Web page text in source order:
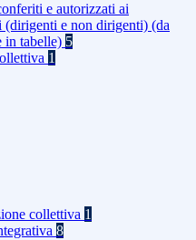
e autorizzati ai
(dirigenti e non dirigenti) (da
in tabelle) 5
1
collettiva 1
8